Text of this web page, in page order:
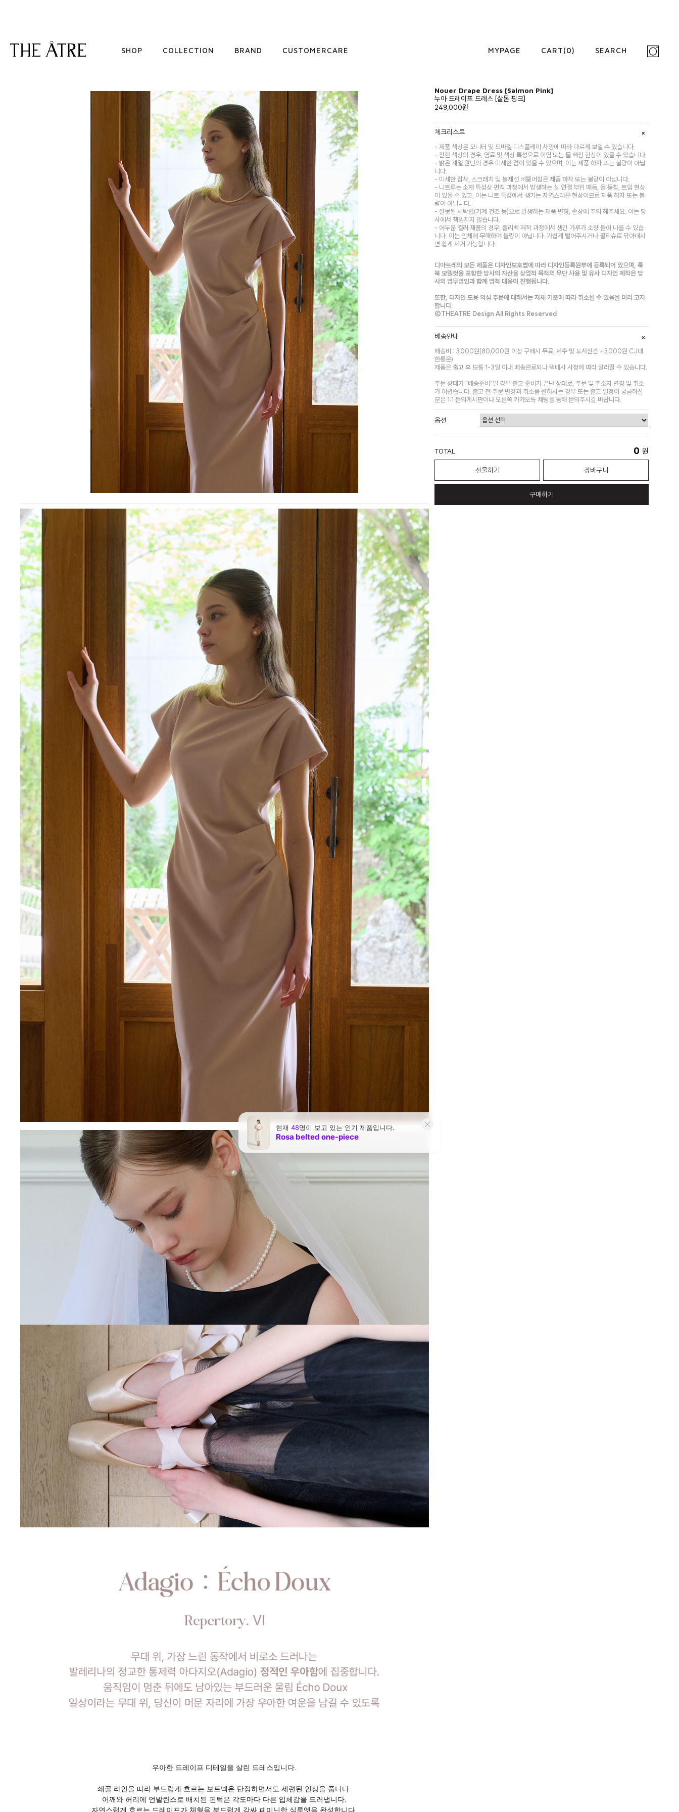
SHOP COLLECTION BRAND CUSTOMERCARE MYPAGE CART(0) SEARCH
Nouer Drape Dress [Salmon Pink]
누아 드레이프 드레스 [살몬 핑크]
249,000원
체크리스트
- 제품 색상은 모니터 및 모바일 디스플레이 사양에 따라 다르게 보일 수 있습니다.
- 진한 색상의 경우, 염료 및 색상 특성으로 이염 또는 물 빠짐 현상이 있을 수 있습니다.
- 밝은 계열 원단의 경우 미세한 점이 있을 수 있으며, 이는 제품 하자 또는 불량이 아닙
니다.
- 미세한 잡사, 스크래치 및 봉제선 삐뚤어짐은 제품 하자 또는 불량이 아닙니다.
- 니트류는 소재 특성상 편직 과정에서 발생하는 실 연결 부위 매듭, 올 뭉침, 트임 현상
이 있을 수 있고, 이는 니트 특성에서 생기는 자연스러운 현상이므로 제품 하자 또는 불
량이 아닙니다.
- 잘못된 세탁법(기계 건조 등)으로 발생하는 제품 변형, 손상에 주의 해주세요. 이는 당
사에서 책임지지 않습니다.
- 어두운 컬러 제품의 경우, 폴리백 제작 과정에서 생긴 가루가 소량 묻어 나올 수 있습
니다. 이는 인체에 무해하며 불량이 아닙니다. 가볍게 털어주시거나 물티슈로 닦아내시
면 쉽게 제거 가능합니다.
디아트레의 모든 제품은 디자인보호법에 따라 디자인등록원부에 등록되어 있으며, 룩
북 모델컷을 포함한 당사의 자산을 상업적 목적의 무단 사용 및 유사 디자인 제작은 당
사의 법무법인과 함께 법적 대응이 진행됩니다.
또한, 디자인 도용 의심 주문에 대해서는 자체 기준에 따라 취소될 수 있음을 미리 고지
합니다.
©THEATRE Design All Rights Reserved
배송안내
배송비 : 3,000원(80,000원 이상 구매시 무료, 제주 및 도서산간 +3,000원 CJ대
한통운)
제품은 출고 후 보통 1-3일 이내 배송완료되나 택배사 사정에 따라 달라질 수 있습니다.
주문 상태가 “배송준비”일 경우 출고 준비가 끝난 상태로, 주문 및 주소지 변경 및 취소
가 어렵습니다. 출고 전 주문 변경과 취소를 원하시는 경우 또는 출고 일정이 궁금하신
분은 1:1 문의게시판이나 오른쪽 카카오톡 채팅을 통해 문의주시길 바랍니다.
옵션
TOTAL 0 원
선물하기 장바구니
구매하기
우아한 드레이프 디테일을 살린 드레스입니다.
쇄골 라인을 따라 부드럽게 흐르는 보트넥은 단정하면서도 세련된 인상을 줍니다.
어깨와 허리에 언발란스로 배치된 핀턱은 각도마다 다른 입체감을 드러냅니다.
자연스럽게 흐르는 드레이프가 체형을 부드럽게 감싸 페미닌한 실루엣을 완성합니다.